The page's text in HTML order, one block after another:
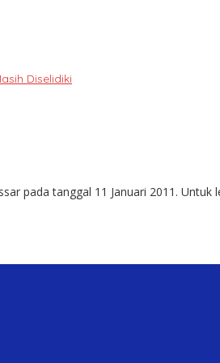
Diselidiki
pada tanggal 11 Januari 2011.